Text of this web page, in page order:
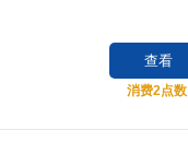
查看
消费2点数